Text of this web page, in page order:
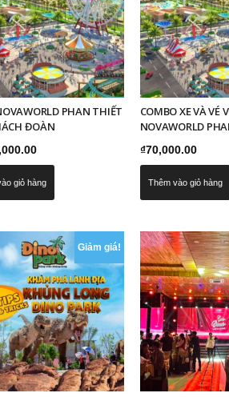
PHAN THIẾT
ĐOÀN
giỏ hàng
COMBO XE VÀ VÉ
NOVAWORLD
₫70,000.00
Thêm vào giỏ hàng
Giảm giá!